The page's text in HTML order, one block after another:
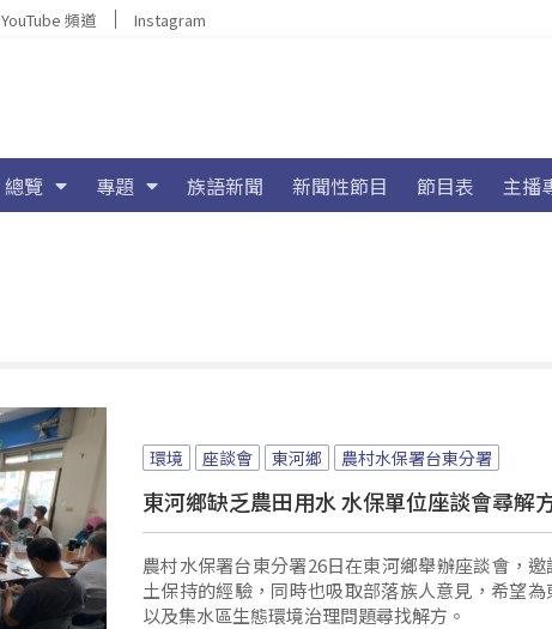
YouTube 頻道 Instagram
總覽 專題 族語新聞 新聞性節目 節目表 主播
環境 座談會 東河鄉 農村水保署台東分署
東河鄉缺乏農田用水 水保單位座談會尋解
農村水保署台東分署26日在東河鄉舉辦座談會，
土保持的經驗，同時也吸取部落族人意見，希望為
以及集水區生態環境治理問題尋找解方。